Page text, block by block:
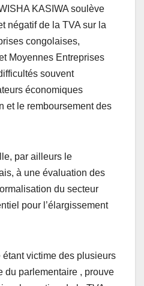
KASIWA soulève
négatif de la TVA sur la
congolaises,
Moyennes Entreprises
souvent
économiques
et le remboursement des
par ailleurs le
à une évaluation des
du secteur
pour l’élargissement
étant victime des plusieurs
du parlementaire , prouve